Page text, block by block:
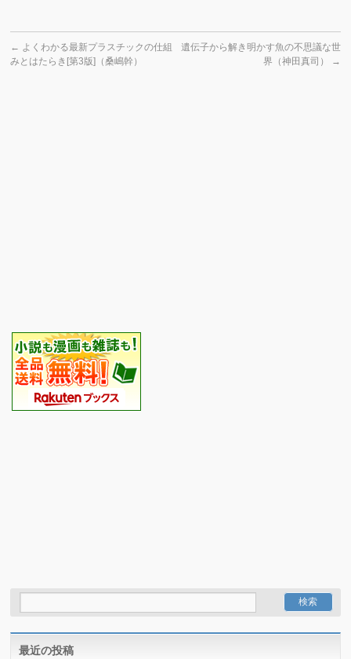
← よくわかる最新プラスチックの仕組
みとはたらき[第3版]（桑嶋幹）
遺伝子から解き明かす魚の不思議な世
界（神田真司）
→
最近の投稿